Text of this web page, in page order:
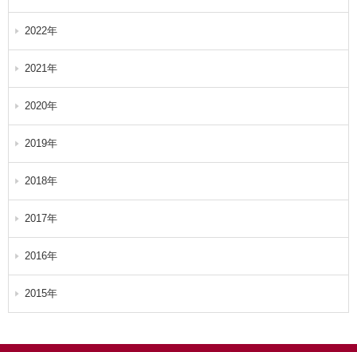
2022年
2021年
2020年
2019年
2018年
2017年
2016年
2015年